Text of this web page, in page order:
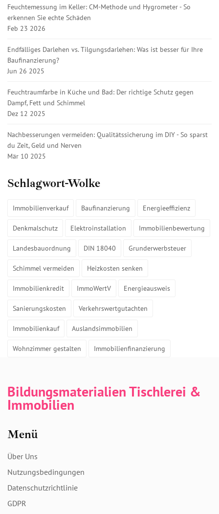
Feuchtemessung im Keller: CM-Methode und Hygrometer - So
erkennen Sie echte Schäden
Feb 23 2026
Endfälliges Darlehen vs. Tilgungsdarlehen: Was ist besser für Ihre
Baufinanzierung?
Jun 26 2025
Feuchtraumfarbe in Küche und Bad: Der richtige Schutz gegen
Dampf, Fett und Schimmel
Dez 12 2025
Nachbesserungen vermeiden: Qualitätssicherung im DIY - So sparst
du Zeit, Geld und Nerven
Mär 10 2025
Schlagwort-Wolke
Immobilienverkauf Baufinanzierung Energieeffizienz
Denkmalschutz Elektroinstallation Immobilienbewertung
Landesbauordnung DIN 18040 Grunderwerbsteuer
Schimmel vermeiden Heizkosten senken
Immobilienkredit ImmoWertV Energieausweis
Sanierungskosten Verkehrswertgutachten
Immobilienkauf Auslandsimmobilien
Wohnzimmer gestalten Immobilienfinanzierung
Bildungsmaterialien Tischlerei &
Immobilien
Menü
Über Uns
Nutzungsbedingungen
Datenschutzrichtlinie
GDPR